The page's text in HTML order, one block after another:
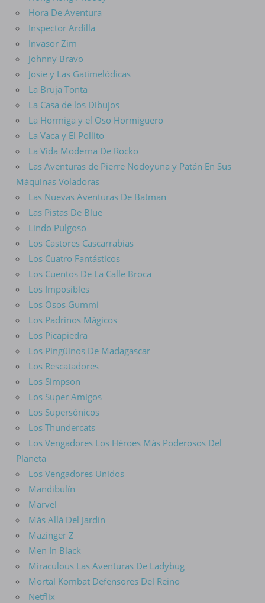
Hora De Aventura
Inspector Ardilla
Invasor Zim
Johnny Bravo
Josie y Las Gatimelódicas
La Bruja Tonta
La Casa de los Dibujos
La Hormiga y el Oso Hormiguero
La Vaca y El Pollito
La Vida Moderna De Rocko
Las Aventuras de Pierre Nodoyuna y Patán En Sus
Máquinas Voladoras
Las Nuevas Aventuras De Batman
Las Pistas De Blue
Lindo Pulgoso
Los Castores Cascarrabias
Los Cuatro Fantásticos
Los Cuentos De La Calle Broca
Los Imposibles
Los Osos Gummi
Los Padrinos Mágicos
Los Picapiedra
Los Pingüinos De Madagascar
Los Rescatadores
Los Simpson
Los Super Amigos
Los Supersónicos
Los Thundercats
Los Vengadores Los Héroes Más Poderosos Del
Planeta
Los Vengadores Unidos
Mandibulín
Marvel
Más Allá Del Jardín
Mazinger Z
Men In Black
Miraculous Las Aventuras De Ladybug
Mortal Kombat Defensores Del Reino
Netflix